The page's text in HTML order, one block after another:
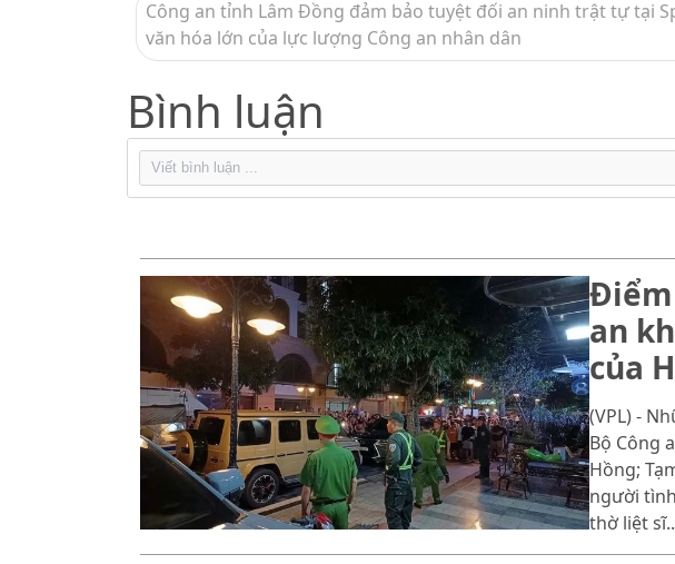
Công an tỉnh Lâm Đồng đảm bảo tuyệt đối an ninh trật tự tại
văn hóa lớn của lực lượng Công an nhân dân
Bình luận
Điểm
an
của
(VPL) -
Bộ Công
Hồng;
người
thờ liệt